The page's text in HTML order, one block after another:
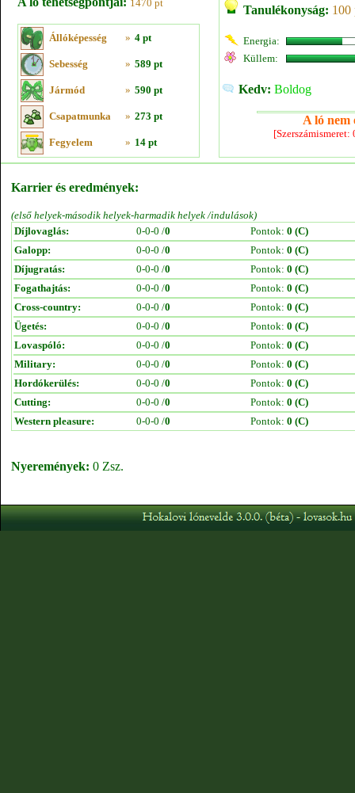
1470 pt
Állóképesség » 4 pt
Sebesség » 589 pt
Jármód » 590 pt
Csapatmunka » 273 pt
Fegyelem » 14 pt
Tanulékonyság: 100
Energia:
Küllem:
Kedv: Boldog
A ló nem
Karrier és eredmények:
(első helyek-második helyek-harmadik helyek /indulások)
Díjlovaglás:
0-0-0 /0 Pontok: 0 (C)
Galopp:
0-0-0 /0 Pontok: 0 (C)
Díjugratás:
0-0-0 /0 Pontok: 0 (C)
Fogathajtás:
0-0-0 /0 Pontok: 0 (C)
Cross-country:
0-0-0 /0 Pontok: 0 (C)
Ügetés:
0-0-0 /0 Pontok: 0 (C)
Lovaspóló:
0-0-0 /0 Pontok: 0 (C)
Military:
0-0-0 /0 Pontok: 0 (C)
Hordókerülés:
0-0-0 /0 Pontok: 0 (C)
Cutting:
0-0-0 /0 Pontok: 0 (C)
Western pleasure:
0-0-0 /0 Pontok: 0 (C)
Nyeremények: 0 Zsz.